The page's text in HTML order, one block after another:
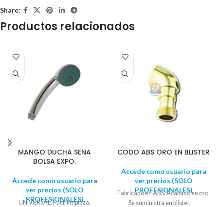
Share:
Productos relacionados
MANGO DUCHA SENA
BOLSA EXPO.
Accede como usuario para
ver precios (SOLO
PROFESIONALES)
UNIVERSAL. Fácil limpieza.
CODO ABS ORO EN BLISTER
Accede como usuario para
ver precios (SOLO
PROFESIONALES)
Fabricado en ABS. Acabado en oro.
Se suministra en blister.